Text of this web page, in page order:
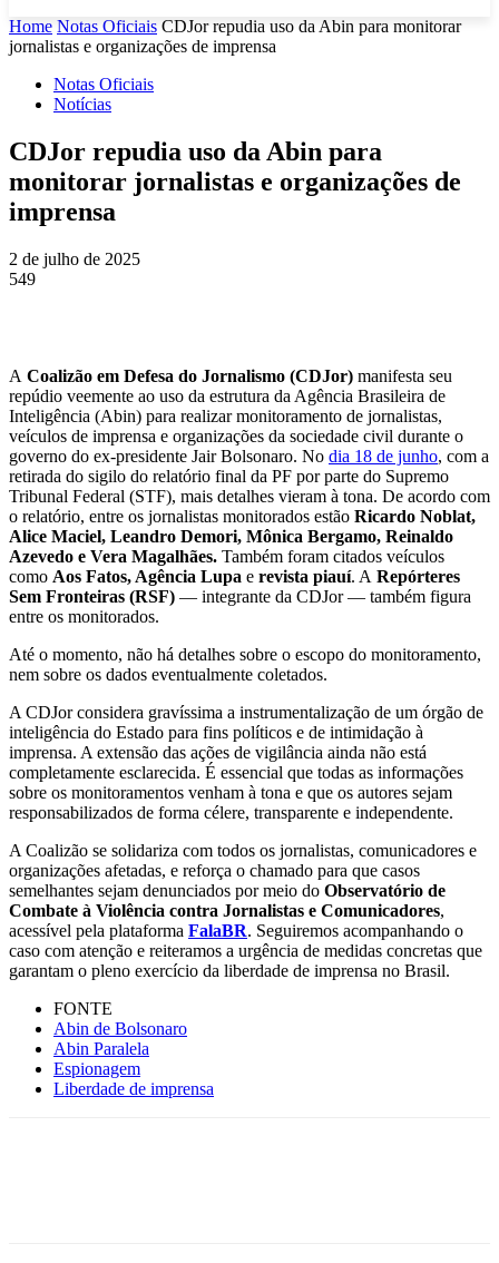
Home Notas Oficiais CDJor repudia uso da Abin para monitorar
jornalistas e organizações de imprensa
Notas Oficiais
Notícias
CDJor repudia uso da Abin para
monitorar jornalistas e organizações de
imprensa
2 de julho de 2025
549
A Coalizão em Defesa do Jornalismo (CDJor) manifesta seu
repúdio veemente ao uso da estrutura da Agência Brasileira de
Inteligência (Abin) para realizar monitoramento de jornalistas,
veículos de imprensa e organizações da sociedade civil durante o
governo do ex-presidente Jair Bolsonaro. No dia 18 de junho, com a
retirada do sigilo do relatório final da PF por parte do Supremo
Tribunal Federal (STF), mais detalhes vieram à tona. De acordo com
o relatório, entre os jornalistas monitorados estão Ricardo Noblat,
Alice Maciel, Leandro Demori, Mônica Bergamo, Reinaldo
Azevedo e Vera Magalhães. Também foram citados veículos
como Aos Fatos, Agência Lupa e revista piauí. A Repórteres
Sem Fronteiras (RSF) — integrante da CDJor — também figura
entre os monitorados.
Até o momento, não há detalhes sobre o escopo do monitoramento,
nem sobre os dados eventualmente coletados.
A CDJor considera gravíssima a instrumentalização de um órgão de
inteligência do Estado para fins políticos e de intimidação à
imprensa. A extensão das ações de vigilância ainda não está
completamente esclarecida. É essencial que todas as informações
sobre os monitoramentos venham à tona e que os autores sejam
responsabilizados de forma célere, transparente e independente.
A Coalizão se solidariza com todos os jornalistas, comunicadores e
organizações afetadas, e reforça o chamado para que casos
semelhantes sejam denunciados por meio do Observatório de
Combate à Violência contra Jornalistas e Comunicadores,
acessível pela plataforma FalaBR. Seguiremos acompanhando o
caso com atenção e reiteramos a urgência de medidas concretas que
garantam o pleno exercício da liberdade de imprensa no Brasil.
FONTE
Abin de Bolsonaro
Abin Paralela
Espionagem
Liberdade de imprensa